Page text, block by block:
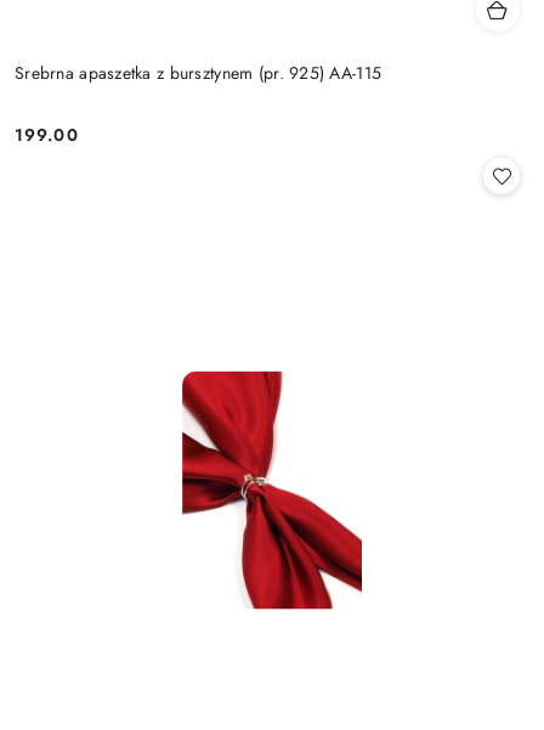
Srebrna apaszetka z bursztynem (pr. 925) AA-115
Cena:
199.00